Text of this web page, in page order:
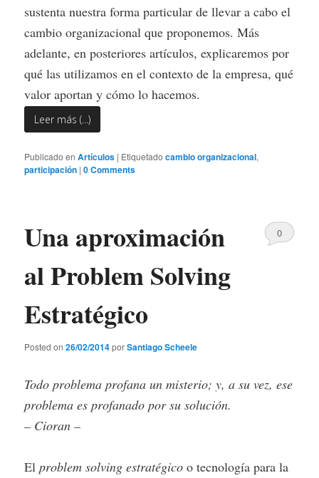
sustenta nuestra forma particular de llevar a cabo el
cambio organizacional que proponemos. Más
adelante, en posteriores artículos, explicaremos por
qué las utilizamos en el contexto de la empresa, qué
valor aportan y cómo lo hacemos.
Leer más (...)
Publicado en Artículos | Etiquetado cambio organizacional,
participación |0 Comments
Una aproximación
al Problem Solving
Estratégico
Posted on26/02/2014porSantiago Scheele
0
Todo problema profana un misterio; y, a su vez, ese
problema es profanado por su solución.
– Cioran –
Elproblem solving estratégico o tecnología para la